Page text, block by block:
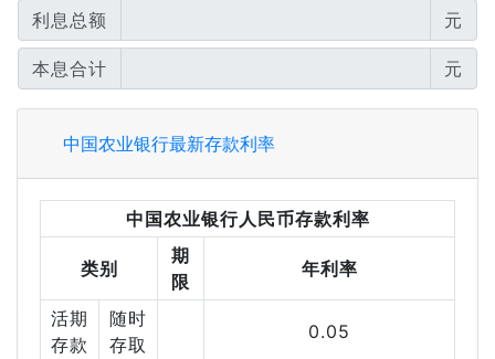
利息总额 元
本息合计 元
中国农业银行最新存款利率
中国农业银行人民币存款利率
类别
期
限
年利率
活期
存款
随时
存取
0.05